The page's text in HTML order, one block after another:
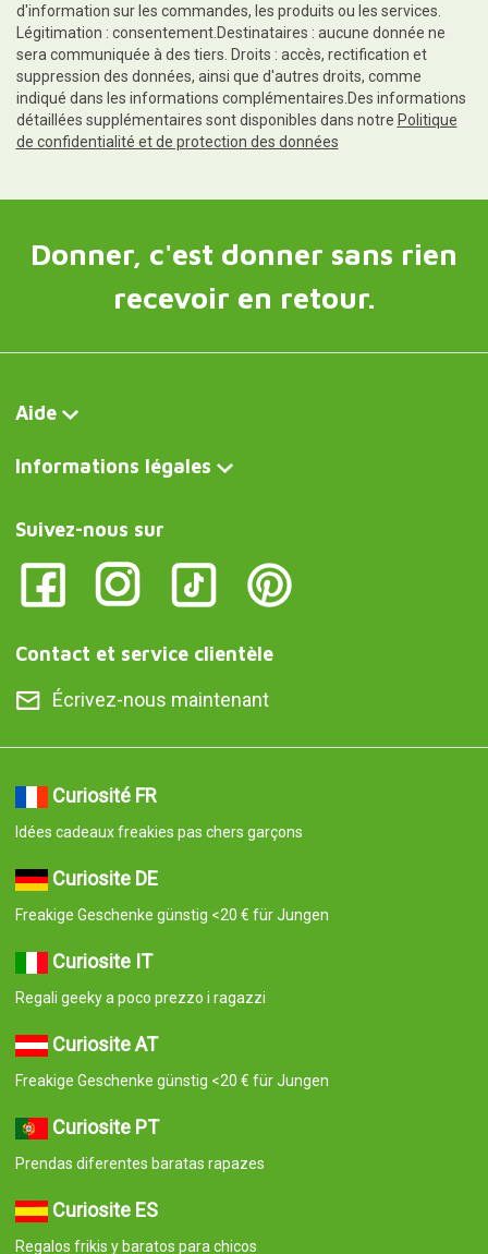
d'information sur les commandes, les produits ou les services.
Légitimation : consentement.Destinataires : aucune donnée ne
sera communiquée à des tiers. Droits : accès, rectification et
suppression des données, ainsi que d'autres droits, comme
indiqué dans les informations complémentaires.Des informations
détaillées supplémentaires sont disponibles dans notre Politique
de confidentialité et de protection des données
Donner, c'est donner sans rien
recevoir en retour.
Aide
Informations légales
Suivez-nous sur
Contact et service clientèle
Écrivez-nous maintenant
Curiosité FR
Idées cadeaux freakies pas chers garçons
Curiosite DE
Freakige Geschenke günstig <20 € für Jungen
Curiosite IT
Regali geeky a poco prezzo i ragazzi
Curiosite AT
Freakige Geschenke günstig <20 € für Jungen
Curiosite PT
Prendas diferentes baratas rapazes
Curiosite ES
Regalos frikis y baratos para chicos